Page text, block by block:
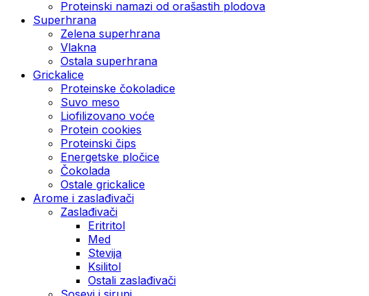
Proteinski namazi od orašastih plodova
Superhrana
Zelena superhrana
Vlakna
Ostala superhrana
Grickalice
Proteinske čokoladice
Suvo meso
Liofilizovano voće
Protein cookies
Proteinski čips
Energetske pločice
Čokolada
Ostale grickalice
Arome i zaslađivači
Zaslađivači
Eritritol
Med
Stevija
Ksilitol
Ostali zaslađivači